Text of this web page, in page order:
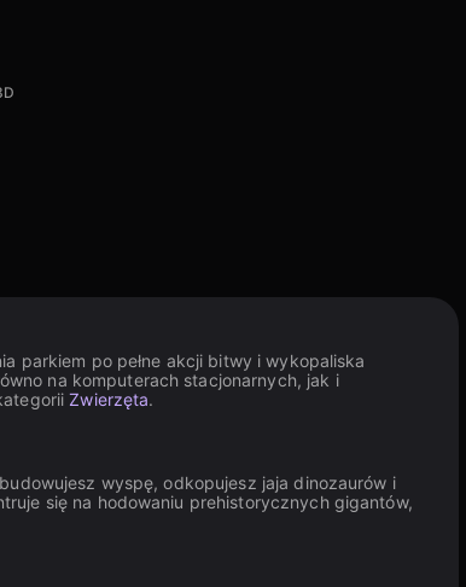
parkiem po pełne akcji bitwy i wykopaliska
na komputerach stacjonarnych, jak i
Zwierzęta.
wyspę, odkopujesz jaja dinozaurów i
się na hodowaniu prehistorycznych gigantów,